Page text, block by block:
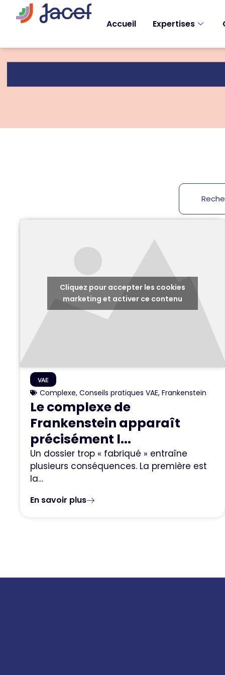
Accueil Expertises
Cliquez pour accepter les cookies
marketing et activer ce contenu
VAE
Complexe, Conseils pratiques VAE, Frankenstein
Le complexe de
Frankenstein apparaît
précisément l...
Un dossier trop « fabriqué » entraîne
plusieurs conséquences. La première est
la…
En savoir plus